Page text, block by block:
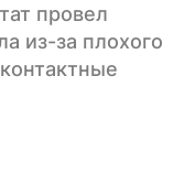
провел
из-за плохого